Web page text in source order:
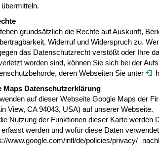
grundsätzlich die Rechte auf Auskunft,
Widerruf und Widerspruch zu.
das Datenschutzrecht verstößt oder Ihre
worden sind, können Sie sich bei der
deren Webseiten Sie unter
Maps Datenschutzerklärung
auf dieser Webseite Google Maps der
View, CA 94043, USA) auf unserer Webseite.
Nutzung der Funktionen dieser Karte werden
werden und wofür diese Daten
www.google.com/intl/de/policies/privacy/